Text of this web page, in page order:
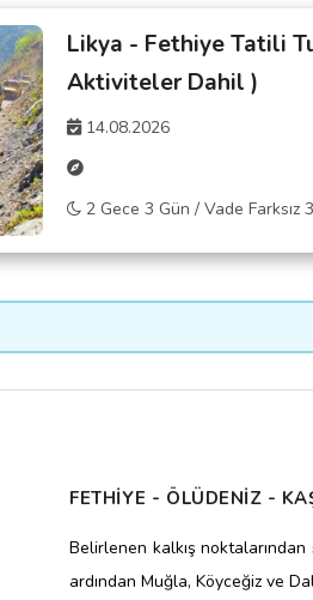
Likya - Fethiye Tatili
Aktiviteler Dahil )
14.08.2026
2 Gece 3 Gün / Vade Farksız
FETHİYE - ÖLÜDENİZ -
Belirlenen kalkış
ardından Muğla, Köyceğiz ve